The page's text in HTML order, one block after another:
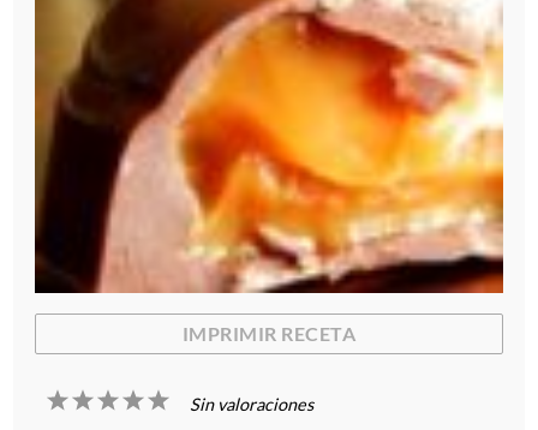
IMPRIMIR RECETA
5
4
3
2
1
Sin valoraciones